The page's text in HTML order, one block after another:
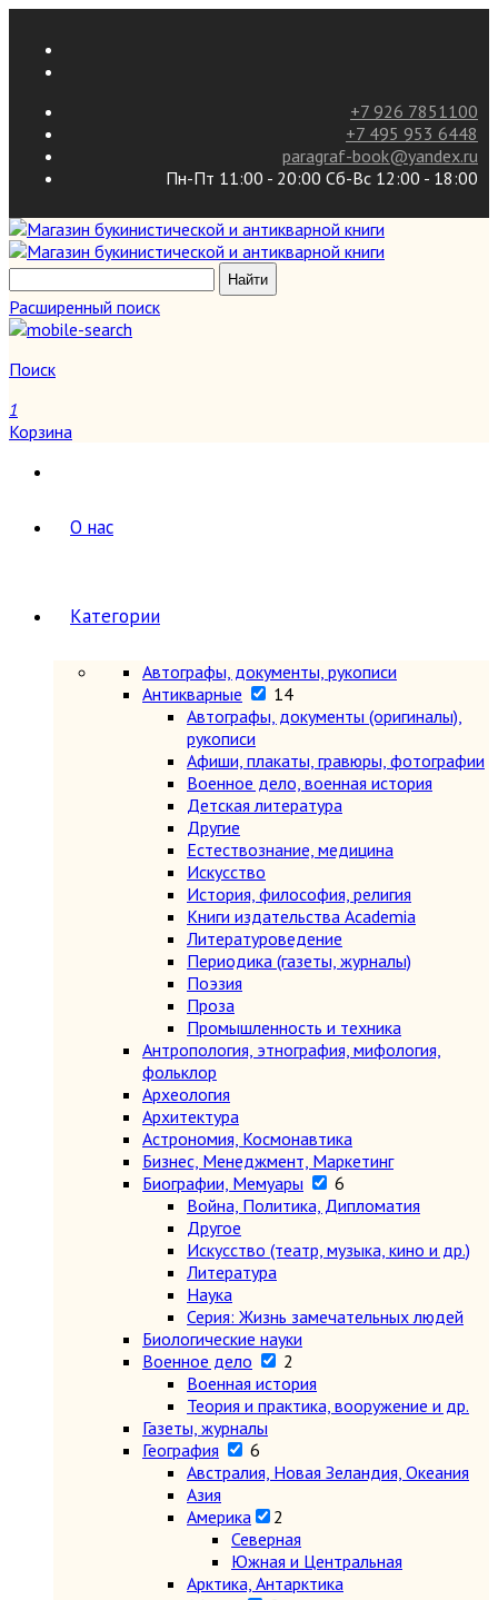
+7 926 7851100
+7 495 953 6448
paragraf-book@yandex.ru
Пн-Пт 11:00 - 20:00 Сб-Вс 12:00 - 18:00
Расширенный поиск
Поиск
1
Корзина
О нас
Категории
Автографы, документы, рукописи
Антикварные
14
Автографы, документы (оригиналы),
рукописи
Афиши, плакаты, гравюры, фотографии
Военное дело, военная история
Детская литература
Другие
Естествознание, медицина
Искусство
История, философия, религия
Книги издательства Academia
Литературоведение
Периодика (газеты, журналы)
Поэзия
Проза
Промышленность и техника
Антропология, этнография, мифология,
фольклор
Археология
Архитектура
Астрономия, Космонавтика
Бизнес, Менеджмент, Маркетинг
Биографии, Мемуары
6
Война, Политика, Дипломатия
Другое
Искусство (театр, музыка, кино и др.)
Литература
Наука
Серия: Жизнь замечательных людей
Биологические науки
Военное дело
2
Военная история
Теория и практика, вооружение и др.
Газеты, журналы
География
6
Австралия, Новая Зеландия, Океания
Азия
Америка
2
Северная
Южная и Центральная
Арктика, Антарктика